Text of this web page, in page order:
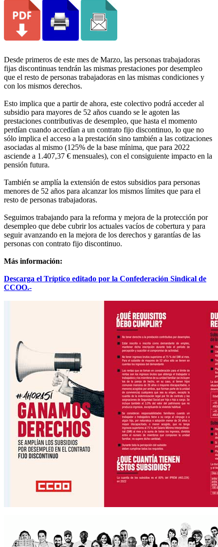
Desde primeros de este mes de Marzo, las personas trabajadoras
fijas discontinuas tendrán las mismas prestaciones por desempleo
que el resto de personas trabajadoras en las mismas condiciones y
con los mismos derechos.
Esto implica que a partir de ahora, este colectivo podrá acceder al
subsidio para mayores de 52 años cuando se le agoten las
prestaciones contributivas de desempleo, que hasta el momento
perdían cuando accedían a un contrato fijo discontinuo, lo que no
sólo implica el acceso a la prestación sino también a las cotizaciones
asociadas al mismo (125% de la base mínima, que para 2022
asciende a 1.407,37 € mensuales), con el consiguiente impacto en la
pensión futura.
También se amplía la extensión de estos subsidios para personas
menores de 52 años para alcanzar los mismos límites que para el
resto de personas trabajadoras.
Seguimos trabajando para la reforma y mejora de la protección por
desempleo que debe cubrir los actuales vacíos de cobertura y para
seguir avanzando en la mejora de los derechos y garantías de las
personas con contrato fijo discontinuo.
Más información:
Descarga el Tríptico editado por la Confederación Sindical de
CCOO.-